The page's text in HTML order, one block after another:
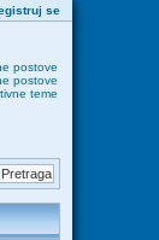
se
postove
postove
teme